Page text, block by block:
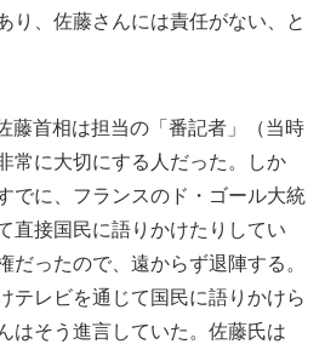
り、佐藤さんには責任がない、と
藤首相は担当の「番記者」（当時
常に大切にする人だった。しか
でに、フランスのド・ゴール大統
直接国民に語りかけたりしてい
だったので、遠からず退陣する。
テレビを通じて国民に語りかけら
はそう進言していた。佐藤氏は